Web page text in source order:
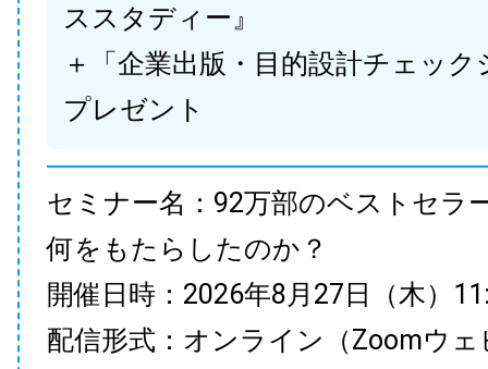
ススタディー』
＋「企業出版・目的設計チェック
プレゼント
セミナー名：92万部のベストセラ
何をもたらしたのか？
開催日時：2026年8月27日（木）
配信形式：オンライン（Zoomウェ